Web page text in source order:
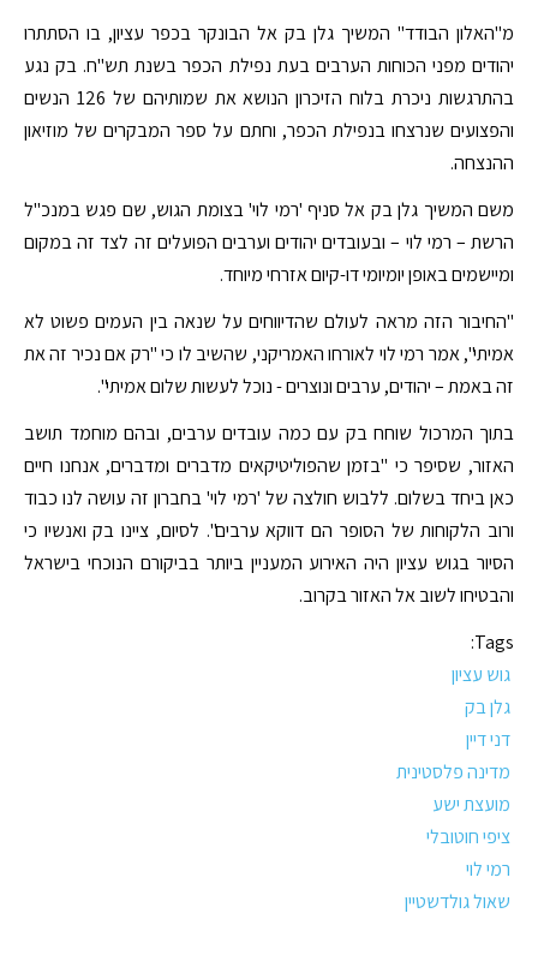
מ"האלון הבודד" המשיך גלן בק אל הבונקר בכפר עציון, בו הסתתרו
יהודים מפני הכוחות הערבים בעת נפילת הכפר בשנת תש"ח. בק נגע
בהתרגשות ניכרת בלוח הזיכרון הנושא את שמותיהם של 126 הנשים
והפצועים שנרצחו בנפילת הכפר, וחתם על ספר המבקרים של מוזיאון
ההנצחה.
משם המשיך גלן בק אל סניף 'רמי לוי' בצומת הגוש, שם פגש במנכ"ל
הרשת – רמי לוי – ובעובדים יהודים וערבים הפועלים זה לצד זה במקום
ומיישמים באופן יומיומי דו-קיום אזרחי מיוחד.
"החיבור הזה מראה לעולם שהדיווחים על שנאה בין העמים פשוט לא
אמיתי", אמר רמי לוי לאורחו האמריקני, שהשיב לו כי "רק אם נכיר זה את
זה באמת – יהודים, ערבים ונוצרים - נוכל לעשות שלום אמיתי".
בתוך המרכול שוחח בק עם כמה עובדים ערבים, ובהם מוחמד תושב
האזור, שסיפר כי "בזמן שהפוליטיקאים מדברים ומדברים, אנחנו חיים
כאן ביחד בשלום. ללבוש חולצה של 'רמי לוי' בחברון זה עושה לנו כבוד
ורוב הלקוחות של הסופר הם דווקא ערבים". לסיום, ציינו בק ואנשיו כי
הסיור בגוש עציון היה האירוע המעניין ביותר בביקורם הנוכחי בישראל
והבטיחו לשוב אל האזור בקרוב.
Tags:
גוש עציון
גלן בק
דני דיין
מדינה פלסטינית
מועצת ישע
ציפי חוטובלי
רמי לוי
שאול גולדשטיין